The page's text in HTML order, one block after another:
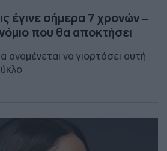
έγινε σήμερα 7 χρονών –
που θα αποκτήσει
αναμένεται να γιορτάσει αυτή